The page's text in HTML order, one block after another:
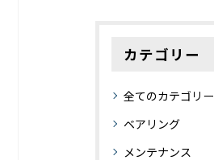
カテゴリー
全てのカテゴリー
ベアリング
メンテナンス